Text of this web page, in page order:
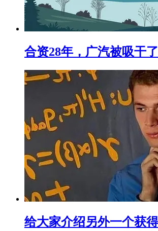
合资28年，广汽被吸干
给大家介绍另外一个获